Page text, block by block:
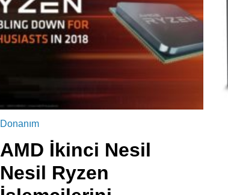
Donanım
AMD İkinci Nesil
Nesil Ryzen